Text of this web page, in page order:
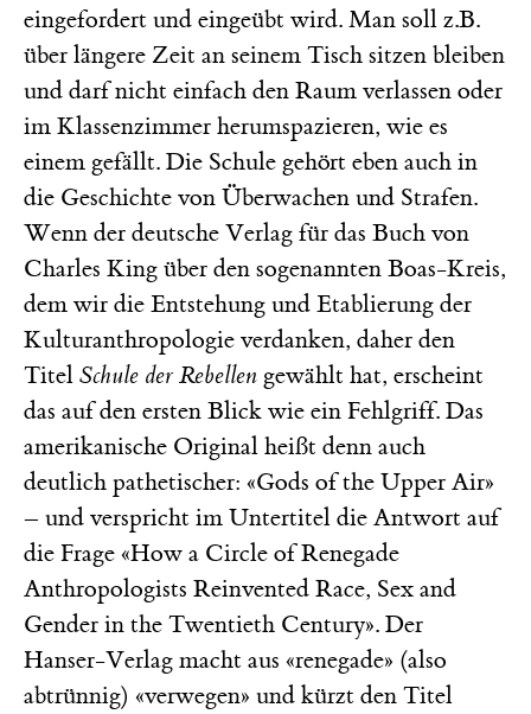
eingefordert und eingeübt wird. Man soll z.B.
über längere Zeit an seinem Tisch sitzen bleiben
und darf nicht einfach den Raum verlassen oder
im Klassenzimmer herumspazieren, wie es
einem gefällt. Die Schule gehört eben auch in
die Geschichte von Überwachen und Strafen.
Wenn der deutsche Verlag für das Buch von
Charles King über den sogenannten Boas-Kreis,
dem wir die Entstehung und Etablierung der
Kulturanthropologie verdanken, daher den
Titel Schule der Rebellen gewählt hat, erscheint
das auf den ersten Blick wie ein Fehlgriff. Das
amerikanische Original heißt denn auch
deutlich pathetischer: «Gods of the Upper Air»
– und verspricht im Untertitel die Antwort auf
die Frage «How a Circle of Renegade
Anthropologists Reinvented Race, Sex and
Gender in the Twentieth Century». Der
Hanser-Verlag macht aus «renegade» (also
abtrünnig) «verwegen» und kürzt den Titel